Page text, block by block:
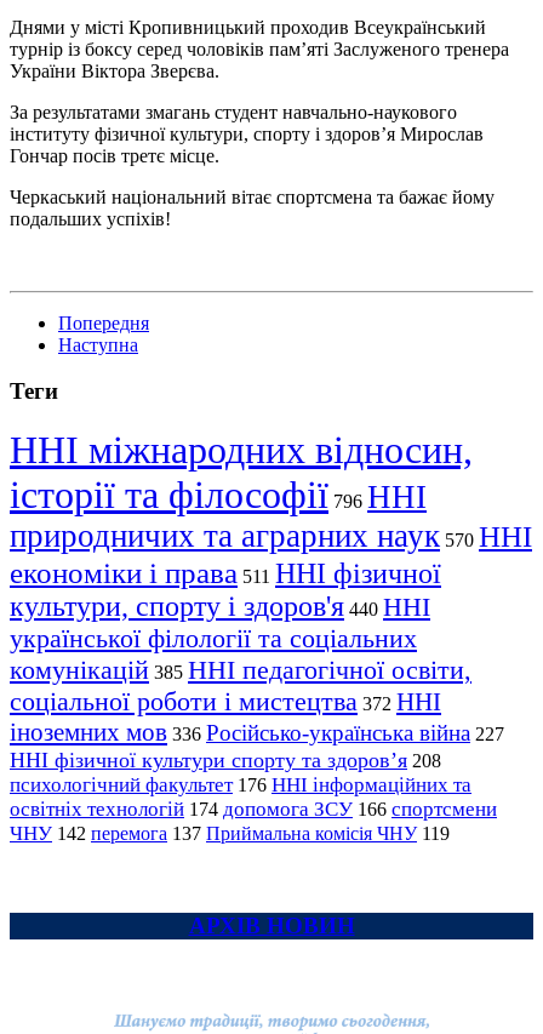
Днями у місті Кропивницький проходив Всеукраїнський
турнір із боксу серед чоловіків пам’яті Заслуженого тренера
України Віктора Зверєва.
За результатами змагань студент навчально-наукового
інституту фізичної культури, спорту і здоров’я Мирослав
Гончар посів третє місце.
Черкаський національний вітає спортсмена та бажає йому
подальших успіхів!
Попередня
Наступна
Теги
ННІ міжнародних відносин,
історії та філософії 796 ННІ
природничих та аграрних наук 570 ННІ
економіки і права 511 ННІ фізичної
культури, спорту і здоров'я 440 ННІ
української філології та соціальних
комунікацій 385 ННІ педагогічної освіти,
соціальної роботи і мистецтва 372 ННІ
іноземних мов 336 Російсько-українська війна 227
ННІ фізичної культури спорту та здоров’я 208
психологічний факультет 176 ННІ інформаційних та
освітніх технологій 174 допомога ЗСУ 166 спортсмени
ЧНУ 142 перемога 137 Приймальна комісія ЧНУ 119
АРХІВ НОВИН